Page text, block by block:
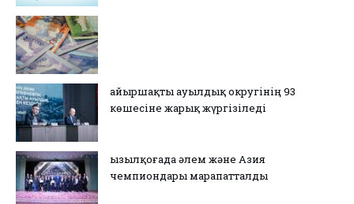
Қайыршақты ауылдық округінің 93
көшесіне жарық жүргізіледі
Қызылқоғада әлем және Азия
чемпиондары марапатталды